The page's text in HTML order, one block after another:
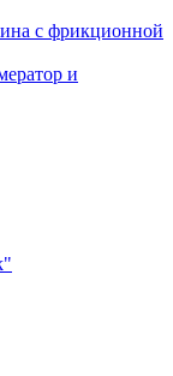
с фрикционной
и